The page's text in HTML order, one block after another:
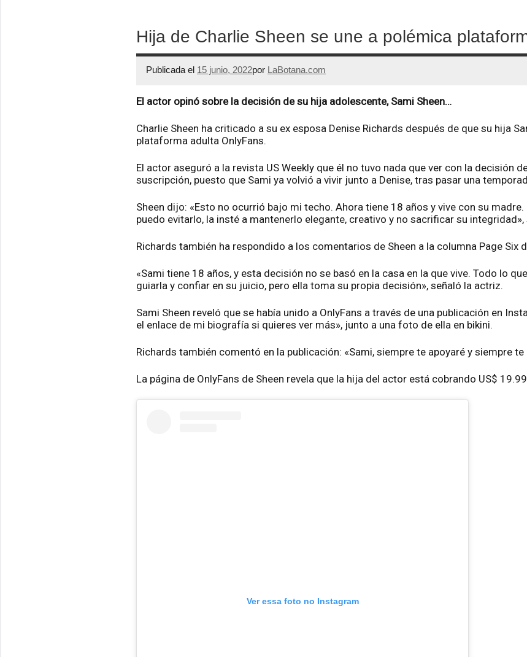
Hija de Charlie Sheen se une a polémica
Publicada el 15 junio, 2022por LaBotana.com
El actor opinó sobre la decisión de su hija adolescente, Sami Sheen…
Charlie Sheen ha criticado a su ex esposa Denise Richards después de que su hija
plataforma adulta OnlyFans.
El actor aseguró a la revista US Weekly que él no tuvo nada que ver con la decisión
suscripción, puesto que Sami ya volvió a vivir junto a Denise, tras pasar una
Sheen dijo: «Esto no ocurrió bajo mi techo. Ahora tiene 18 años y vive con su
puedo evitarlo, la insté a mantenerlo elegante, creativo y no sacrificar su integridad»,
Richards también ha respondido a los comentarios de Sheen a la columna Page Six
«Sami tiene 18 años, y esta decisión no se basó en la casa en la que vive. Todo lo
guiarla y confiar en su juicio, pero ella toma su propia decisión», señaló la actriz.
Sami Sheen reveló que se había unido a OnlyFans a través de una publicación en
el enlace de mi biografía si quieres ver más», junto a una foto de ella en bikini.
Richards también comentó en la publicación: «Sami, siempre te apoyaré y siempre te
La página de OnlyFans de Sheen revela que la hija del actor está cobrando US$
Ver essa foto no Instagram